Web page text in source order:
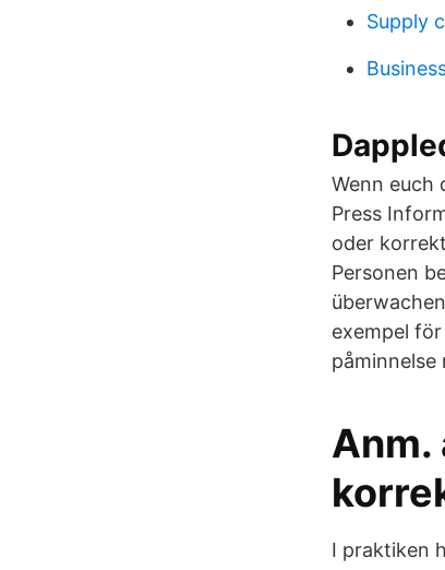
Supply
Wenn euch
Press
oder
Personen
exempel
påminnelse
Anm.
I praktiken